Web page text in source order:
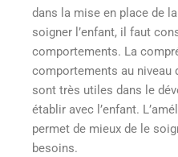
dans la mise en place de
soigner l’enfant, il faut
comportements. La
comportements au niveau
sont très utiles dans le
établir avec l’enfant.
permet de mieux de le
besoins.